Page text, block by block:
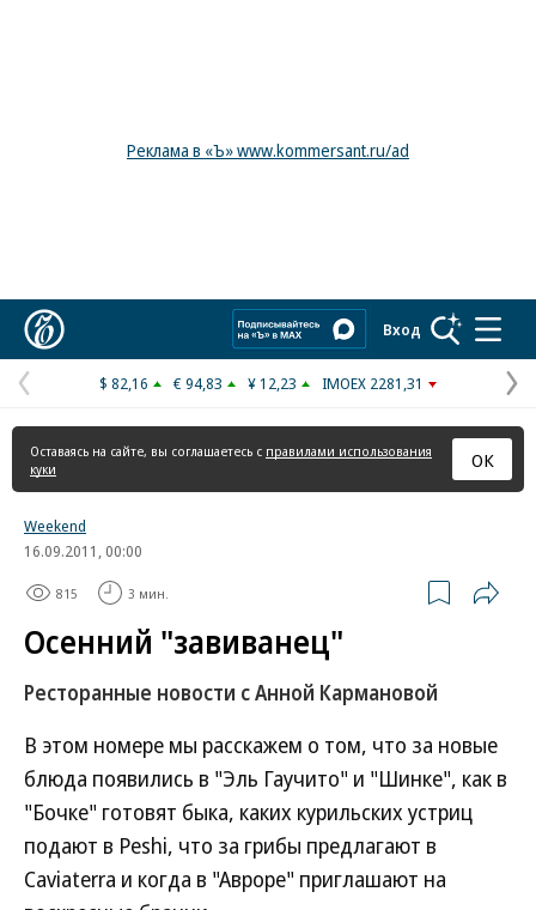
Реклама в «Ъ» www.kommersant.ru/ad
Вход
Предыдущая
страница
$ 82,16 € 94,83 ¥ 12,23 IMOEX 2281,31
Оставаясь на сайте, вы соглашаетесь с правилами использования
куки
ОК
Weekend
16.09.2011, 00:00
815 3 мин.
Осенний "завиванец"
Ресторанные новости с Анной Кармановой
В этом номере мы расскажем о том, что за новые
блюда появились в "Эль Гаучито" и "Шинке", как в
"Бочке" готовят быка, каких курильских устриц
подают в Peshi, что за грибы предлагают в
Caviaterra и когда в "Авроре" приглашают на